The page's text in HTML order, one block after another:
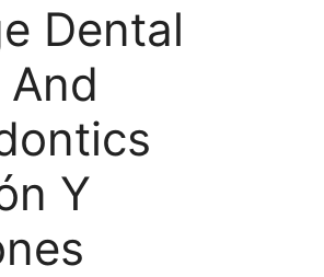
Dental
Y